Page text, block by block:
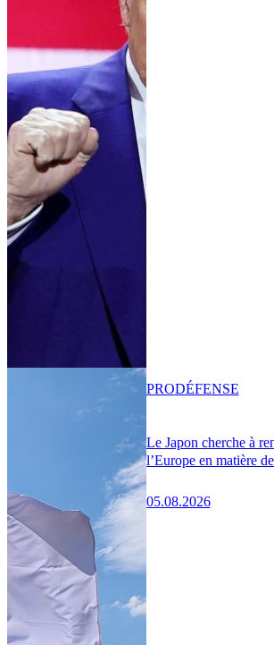
Le Japon cherche à
l’Europe en matière
05.08.2026
PRODÉFENSE